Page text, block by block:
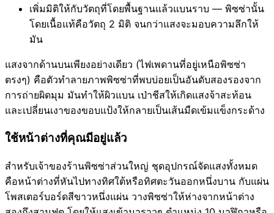
เพิ่มมิติให้กับวัตถุที่โดยพื้นฐานแล้วแบนราบ — พิซซ่านั้น
โดยเนื้อแท้คือวัตถุ 2 มิติ จนกว่าแสงจะมอบความลึกให้
มัน
แสงจากด้านบนเพียงอย่างเดียว (ไฟเพดานที่อยู่เหนือพิซซ่า
ตรงๆ) คือตัวทำลายภาพพิซซ่าที่พบบ่อยเป็นอันดับสองรองจาก
การถ่ายผิดมุม มันทำให้ผิวแบน เป่าชีสให้เกิดแสงจ้าสะท้อน
และเปลี่ยนเงาของขอบแป้งให้กลายเป็นเส้นมืดเข้มแข็งกระด้าง
ใช้หน้าต่างที่คุณมีอยู่แล้ว
สำหรับเจ้าของร้านพิซซ่าส่วนใหญ่ ชุดอุปกรณ์จัดแสงทั้งหมด
คือหน้าต่างที่หันไปทางทิศใต้หรือทิศตะวันออกหนึ่งบาน กับแผ่น
โพสเตอร์บอร์ดสีขาวหนึ่งแผ่น วางพิซซ่าให้ห่างจากหน้าต่าง